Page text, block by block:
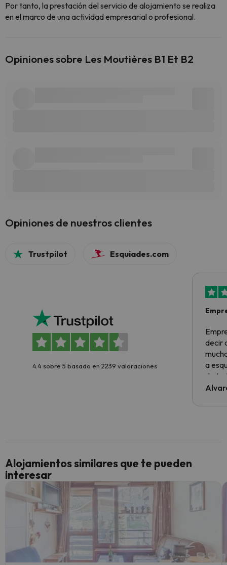
Por tanto, la prestación del servicio de alojamiento se realiza
en el marco de una actividad empresarial o profesional.
Opiniones sobre Les Moutières B1 Et B2
Opiniones de nuestros clientes
Trustpilot Esquiades.com
4.4 sobre 5 basado en 2239 valoraciones
decir
a
de
al
culpa
Alojamientos similares que te pueden
interesar